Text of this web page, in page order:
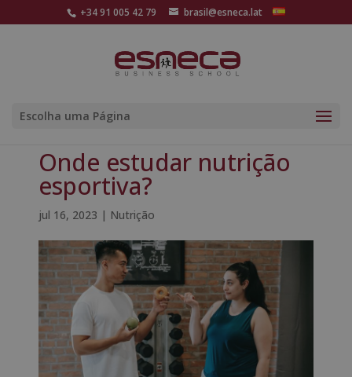
+34 91 005 42 79 brasil@esneca.lat
Escolha uma Página
Onde estudar nutrição
esportiva?
jul 16, 2023 | Nutrição